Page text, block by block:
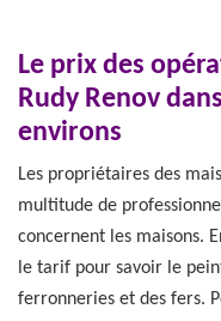
Le prix des
Rudy Renov
environs
Les propriétaires des
multitude de
concernent les maisons.
le tarif pour savoir le
ferronneries et des fers.